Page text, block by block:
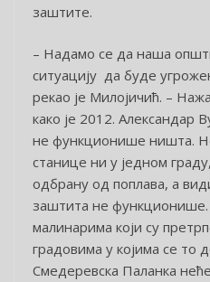
заштите.
– Надамо се да наша
ситуацију да буде
рекао је Милојичић. –
како је 2012. Александар
не функционише ништа.
станице ни у једном
одбрану од поплава, а
заштита не функционише.
малинарима који су
градовима у којима се то
Смедеревска Паланка